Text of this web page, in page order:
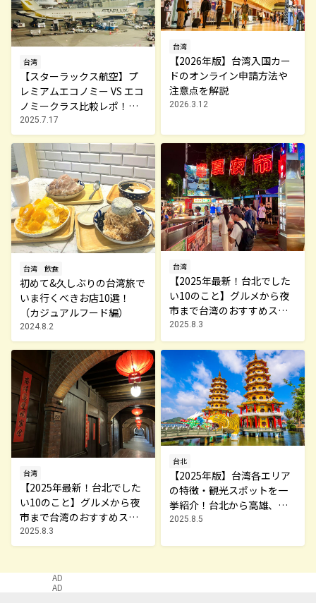
台湾
【スターラックス航空】プ
レミアムエコノミー VS エコ
ノミークラス比較レポ！快
適すぎる台湾旅へ
2025.7.17
台湾
【2026年版】台湾入国カー
ドのオンライン申請方法や
注意点を解説
2026.3.12
台湾 飲食
初めて&久しぶりの台湾旅で
いま行くべきお店10選！
（カジュアルフード編）
2024.8.2
台湾
【2025年最新！台北でした
い10のこと】グルメから夜
市まで台湾のおすすめスポ
ット（前編）
2025.8.3
台湾
【2025年最新！台北でした
い10のこと】グルメから夜
市まで台湾のおすすめスポ
ット（後編）
2025.8.3
台北
【2025年版】台湾各エリア
の特徴・観光スポットを一
挙紹介！台北から高雄、離
島まで
2025.8.5
AD
AD